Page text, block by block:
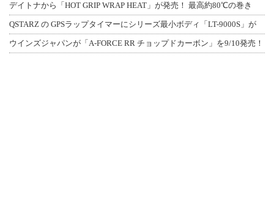
デイトナから「HOT GRIP WRAP HEAT」が発売！ 最高約80℃の巻き
QSTARZ の GPSラップタイマーにシリーズ最小ボディ「LT-9000S」が
ウインズジャパンが「A-FORCE RR チョップドカーボン」を9/10発売！